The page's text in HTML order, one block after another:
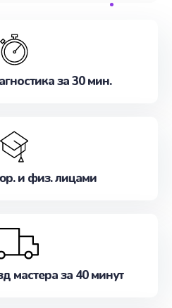
медлите записаться на
за 30 мин.
и физ. лицами
мастера за 40 минут